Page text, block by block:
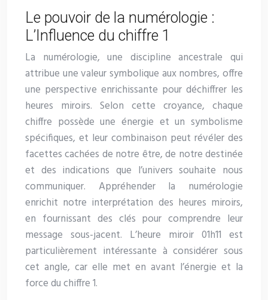
Le pouvoir de la numérologie :
L’Influence du chiffre 1
La numérologie, une discipline ancestrale qui
attribue une valeur symbolique aux nombres, offre
une perspective enrichissante pour déchiffrer les
heures miroirs. Selon cette croyance, chaque
chiffre possède une énergie et un symbolisme
spécifiques, et leur combinaison peut révéler des
facettes cachées de notre être, de notre destinée
et des indications que l’univers souhaite nous
communiquer. Appréhender la numérologie
enrichit notre interprétation des heures miroirs,
en fournissant des clés pour comprendre leur
message sous-jacent. L’heure miroir 01h11 est
particulièrement intéressante à considérer sous
cet angle, car elle met en avant l’énergie et la
force du chiffre 1.